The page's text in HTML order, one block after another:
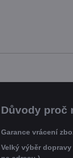
Důvody proč
Garance vrácení
Velký výběr